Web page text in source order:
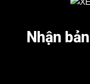
Nhận